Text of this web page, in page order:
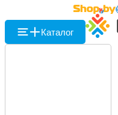
Каталог